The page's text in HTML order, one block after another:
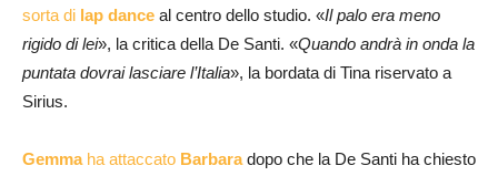
sorta di lap dance al centro dello studio. «Il palo era meno
rigido di lei», la critica della De Santi. «Quando andrà in onda la
puntata dovrai lasciare l’Italia», la bordata di Tina riservato a
Sirius.
Gemmaha attaccato Barbaradopo che la De Santi ha chiesto